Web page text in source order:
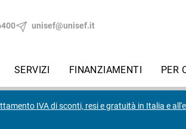
unisef@unisef.it
SERVIZI FINANZIAMENTI PER
IVA di sconti, resi e gratuità in Italia e